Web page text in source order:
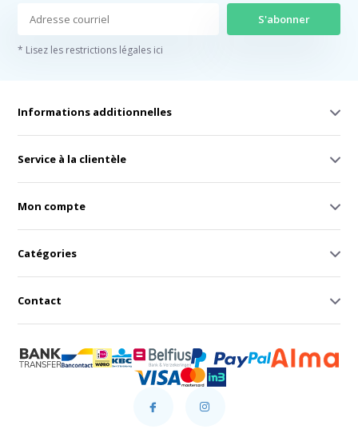
S'abonner
* Lisez les restrictions légales ici
Informations additionnelles
Service à la clientèle
Mon compte
Catégories
Contact